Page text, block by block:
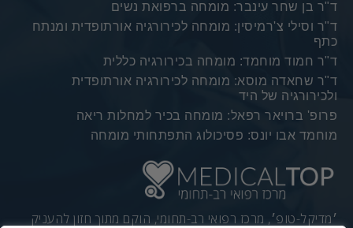
׳מדיקל-טופ׳, מרכז רפואי רב-תחומי, הוקם מתוך חזון להעניק
ד"ר בן שחר עינבר: מומחה ברפואת נשים
ד"ר וסילי צ'רמיסין: מומחה לכירורגיה אורתופדית ומנתח
כתף
ד"ר חמוד מוחמד: מומחה בכירורגיה כללית
ד"ר שחאדה מוסא: מומחה לכירורגיה אורתופדית
ולכירורגיה של היד
פרופ' ברויאר רפאל: מומחה בכיר למחלות ריאה
מוחמד אבו יונס: פסיכולוג התפתחותי מומחה